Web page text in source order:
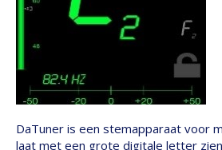
DaTuner is een stemapparaat voor
laat met een grote digitale letter